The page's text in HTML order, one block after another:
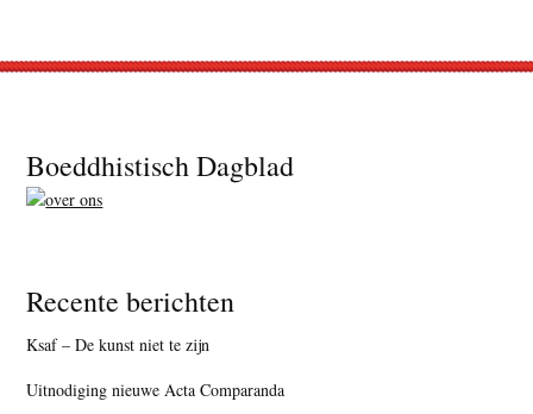
Footer
Boeddhistisch Dagblad
Recente berichten
Ksaf – De kunst niet te zijn
Uitnodiging nieuwe Acta Comparanda